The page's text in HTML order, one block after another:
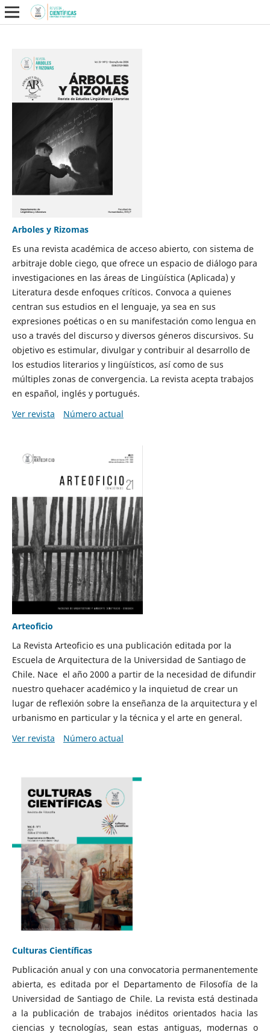
Arboles y Rizomas
Es una revista académica de acceso abierto, con sistema de
arbitraje doble ciego, que ofrece un espacio de diálogo para
investigaciones en las áreas de Lingüística (Aplicada) y
Literatura desde enfoques críticos. Convoca a quienes
centran sus estudios en el lenguaje, ya sea en sus
expresiones poéticas o en su manifestación como lengua en
uso a través del discurso y diversos géneros discursivos. Su
objetivo es estimular, divulgar y contribuir al desarrollo de
los estudios literarios y lingüísticos, así como de sus
múltiples zonas de convergencia. La revista acepta trabajos
en español, inglés y portugués.
Ver revista
Número actual
Arteoficio
La Revista Arteoficio es una publicación editada por la
Escuela de Arquitectura de la Universidad de Santiago de
Chile. Nace el año 2000 a partir de la necesidad de difundir
nuestro quehacer académico y la inquietud de crear un
lugar de reflexión sobre la enseñanza de la arquitectura y el
urbanismo en particular y la técnica y el arte en general.
Ver revista
Número actual
Culturas Científicas
Publicación anual y con una convocatoria permanentemente
abierta, es editada por el Departamento de Filosofía de la
Universidad de Santiago de Chile. La revista está destinada
a la publicación de trabajos inéditos orientados hacia las
ciencias y tecnologías, sean estas antiguas, modernas o